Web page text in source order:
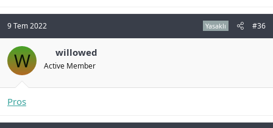
9 Tem 2022 Yasaklı #36
W willowed
Active Member
Pros